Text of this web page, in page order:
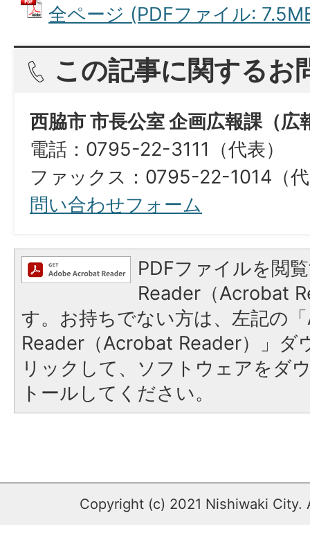
全ページ (PDFファイル:
この記事に関するお
西脇市 市長公室 企画広報課（広
電話：0795-22-3111（代表）
ファックス：0795-22-1014（
問い合わせフォーム
PDFファイルを閲
Reader（Acrobat
す。お持ちでない方は、左記の
Reader（Acrobat Reader）」ダ
リックして、ソフトウェアをダ
トールしてください。
Copyright (c) 2021 Nishiwaki City.